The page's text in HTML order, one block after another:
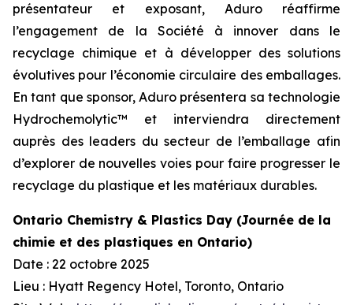
présentateur et exposant, Aduro réaffirme
l’engagement de la Société à innover dans le
recyclage chimique et à développer des solutions
évolutives pour l’économie circulaire des emballages.
En tant que sponsor, Aduro présentera sa technologie
Hydrochemolytic™ et interviendra directement
auprès des leaders du secteur de l’emballage afin
d’explorer de nouvelles voies pour faire progresser le
recyclage du plastique et les matériaux durables.
Ontario Chemistry & Plastics Day (Journée de la
chimie et des plastiques en Ontario)
Date : 22 octobre 2025
Lieu : Hyatt Regency Hotel, Toronto, Ontario